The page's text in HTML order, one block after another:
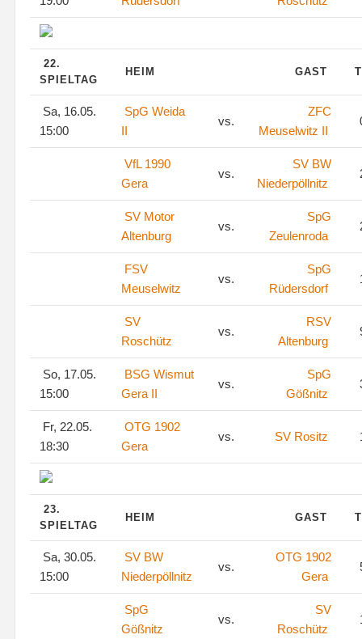
22.
SPIELTAG
HEIM GAST
Sa, 16.05.
15:00
SpG Weida
II
vs.
ZFC
Meuselwitz II
VfL 1990
Gera
vs.
SV BW
Niederpöllnitz
SV Motor
Altenburg
vs.
SpG
Zeulenroda
FSV
Meuselwitz
vs.
SpG
Rüdersdorf
SV
Roschütz
vs.
RSV
Altenburg
So, 17.05.
15:00
BSG Wismut
Gera II
vs.
SpG
Gößnitz
Fr, 22.05.
18:30
OTG 1902
Gera
vs. SV Rositz
23.
SPIELTAG
HEIM GAST
Sa, 30.05.
15:00
SV BW
Niederpöllnitz
vs.
OTG 1902
Gera
SpG
Gößnitz
vs.
SV
Roschütz